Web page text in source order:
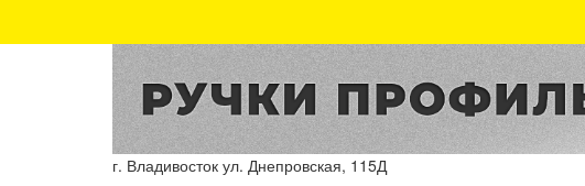
г. Владивосток ул. Днепровская, 115Д